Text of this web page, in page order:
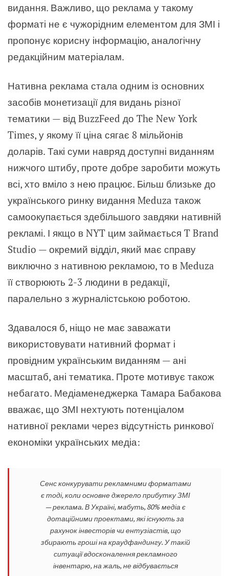
видання. Важливо, що реклама у такому
форматі не є чужорідним елементом для ЗМІ і
пропонує корисну інформацію, аналогічну
редакційним матеріалам.
Нативна реклама стала одним із основних
засобів монетизації для видань різної
тематики — від BuzzFeed до The New York
Times, у якому її ціна сягає 8 мільйонів
доларів. Такі суми навряд доступні виданням
нижчого штибу, проте добре заробити можуть
всі, хто вміло з нею працює. Більш близьке до
українського ринку видання Meduza також
самоокупається здебільшого завдяки нативній
рекламі. І якщо в NYT цим займається T Brand
Studio — окремий відділ, який має справу
виключно з нативною рекламою, то в Meduza
її створюють 2-3 людини в редакції,
паралельно з журналістською роботою.
Здавалося б, ніщо не має заважати
використовувати нативний формат і
провідним українським виданням — ані
масштаб, ані тематика. Проте мотивує також
небагато. Медіаменеджерка Тамара Бабакова
вважає, що ЗМІ нехтують потенціалом
нативної реклами через відсутність ринкової
економіки українських медіа:
Сенс конкурувати рекламними форматами
є тоді, коли основне джерело прибутку ЗМІ
— реклама. В Україні, мабуть, 80% медіа є
дотаційними проектами, які існують за
рахунок інвесторів чи ентузіастів, що
збирають гроші на краудфандингу. У такій
ситуації вдосконалення рекламного
інвентарю, на жаль, не відбувається